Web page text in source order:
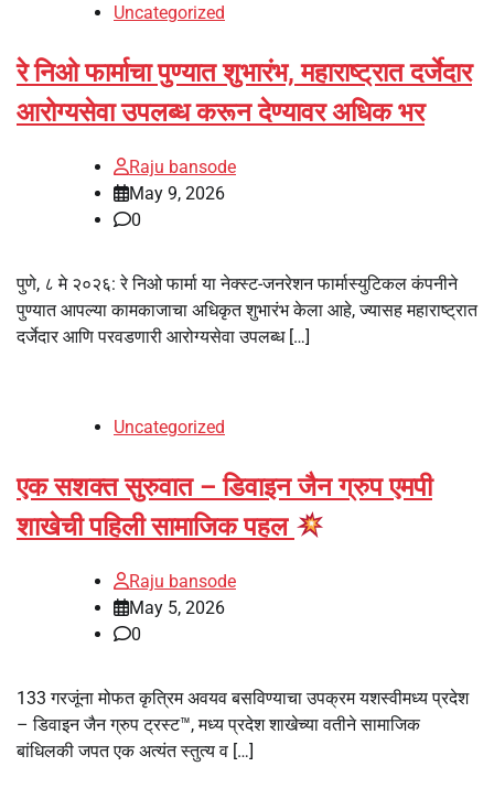
Uncategorized
रे निओ फार्माचा पुण्यात शुभारंभ, महाराष्ट्रात दर्जेदार
आरोग्यसेवा उपलब्‍ध करून देण्यावर अधिक भर
Raju bansode
May 9, 2026
0
पुणे, ८ मे २०२६: रे निओ फार्मा या नेक्‍स्‍ट-जनरेशन फार्मास्‍युटिकल कंपनीने
पुण्यात आपल्या कामकाजाचा अधिकृत शुभारंभ केला आहे, ज्‍यासह महाराष्ट्रात
दर्जेदार आणि परवडणारी आरोग्यसेवा उपलब्ध […]
Uncategorized
एक सशक्त सुरुवात – डिवाइन जैन ग्रुप एमपी
शाखेची पहिली सामाजिक पहल
Raju bansode
May 5, 2026
0
133 गरजूंना मोफत कृत्रिम अवयव बसविण्याचा उपक्रम यशस्वीमध्य प्रदेश
– डिवाइन जैन ग्रुप ट्रस्ट™, मध्य प्रदेश शाखेच्या वतीने सामाजिक
बांधिलकी जपत एक अत्यंत स्तुत्य व […]